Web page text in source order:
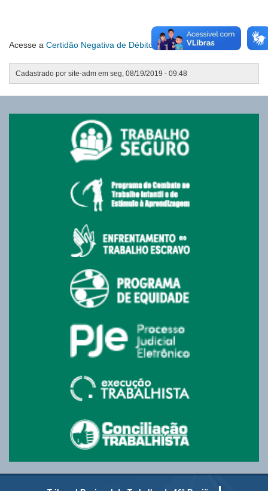
Acesse a Certidão Negativa de Débitos Trabalhistas
Cadastrado por site-adm em seg, 08/19/2019 - 09:48